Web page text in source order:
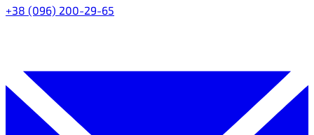
+38 (096) 200-29-65